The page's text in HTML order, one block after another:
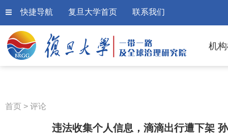
快捷导航 复旦大学首页 联系我们
机
首页 > 评论
违法收集个人信息，滴滴出行遭下架